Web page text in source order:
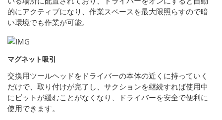
的にアクティブになり、作業スペースを最大限照らすので暗
い環境でも作業が可能。
マグネット吸引
交換用ツールヘッドをドライバーの本体の近くに持っていく
だけで、取り付けが完了し、サクションを継続すれば使用中
にビットが緩むことがなくなり、ドライバーを安全で便利に
使用できます。